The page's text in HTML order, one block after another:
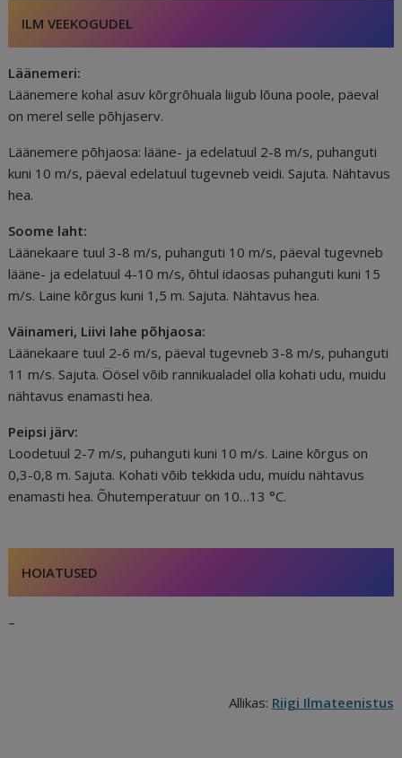
ILM VEEKOGUDEL
Läänemeri:
Läänemere kohal asuv kõrgrõhuala liigub lõuna poole, päeval
on merel selle põhjaserv.
Läänemere põhjaosa: lääne- ja edelatuul 2-8 m/s, puhanguti
kuni 10 m/s, päeval edelatuul tugevneb veidi. Sajuta. Nähtavus
hea.
Soome laht:
Läänekaare tuul 3-8 m/s, puhanguti 10 m/s, päeval tugevneb
lääne- ja edelatuul 4-10 m/s, õhtul idaosas puhanguti kuni 15
m/s. Laine kõrgus kuni 1,5 m. Sajuta. Nähtavus hea.
Väinameri, Liivi lahe põhjaosa:
Läänekaare tuul 2-6 m/s, päeval tugevneb 3-8 m/s, puhanguti
11 m/s. Sajuta. Öösel võib rannikualadel olla kohati udu, muidu
nähtavus enamasti hea.
Peipsi järv:
Loodetuul 2-7 m/s, puhanguti kuni 10 m/s. Laine kõrgus on
0,3-0,8 m. Sajuta. Kohati võib tekkida udu, muidu nähtavus
enamasti hea. Õhutemperatuur on 10…13 °C.
HOIATUSED
–
Allikas: Riigi Ilmateenistus